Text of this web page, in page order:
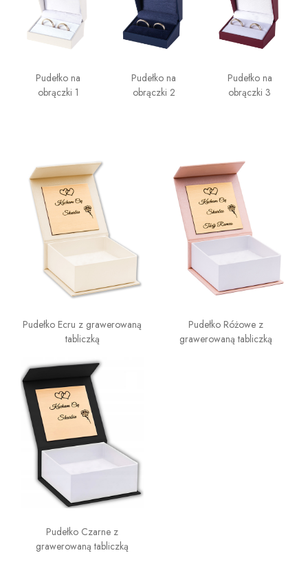
Pudełko na
obrączki 1
Pudełko na
obrączki 2
Pudełko na
obrączki 3
Pudełko Ecru z grawerowaną
tabliczką
Pudełko Różowe z
grawerowaną tabliczką
Pudełko Czarne z
grawerowaną tabliczką